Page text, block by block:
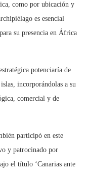
como por ubicación y
es esencial
su presencia en África
potenciaría de
incorporándolas a su
comercial y de
participó en este
y patrocinado por
el título ‘Canarias ante